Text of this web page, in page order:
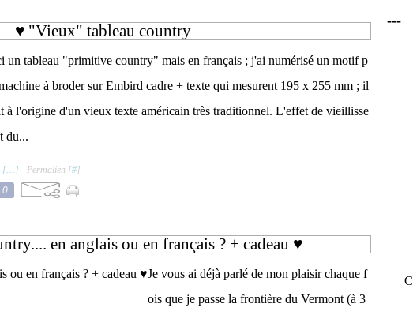
♥ "Vieux" tableau country
un tableau "primitive country" mais en français ; j'ai numérisé un motif p
à broder sur Embird cadre + texte qui mesurent 195 x 255 mm ; il
à l'origine d'un vieux texte américain très traditionnel. L'effet de vieillisse
du...
[… ] - Permalien [#]
0
en anglais ou en français ? + cadeau ♥
Je vous ai déjà parlé de mon plaisir chaque f
ois que je passe la frontière du Vermont (à 3
---